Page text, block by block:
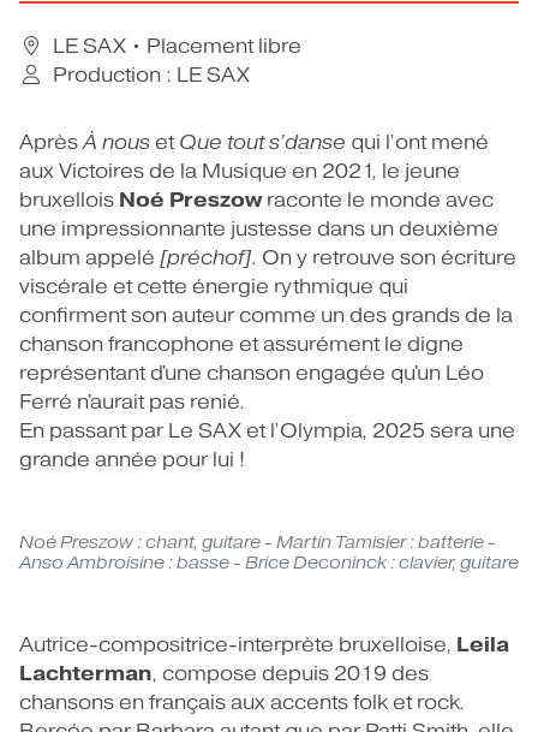
LE SAX • Placement libre
Production : LE SAX
Après À nous et Que tout s’danse qui l’ont mené
aux Victoires de la Musique en 2021, le jeune
bruxellois Noé Preszowraconte le monde avec
une impressionnante justesse dans un deuxième
album appelé [préchof]. On y retrouve son écriture
viscérale et cette énergie rythmique qui
confirment son auteur comme un des grands de la
chanson francophone et assurément le digne
représentant d'une chanson engagée qu'un Léo
Ferré n'aurait pas renié.
En passant par Le SAX et l’Olympia, 2025 sera une
grande année pour lui !
Noé Preszow : chant, guitare - Martin Tamisier : batterie -
Anso Ambroisine : basse - Brice Deconinck : clavier, guitare
Autrice-compositrice-interprète bruxelloise, Leila
Lachterman, compose depuis 2019 des
chansons en français aux accents folk et rock.